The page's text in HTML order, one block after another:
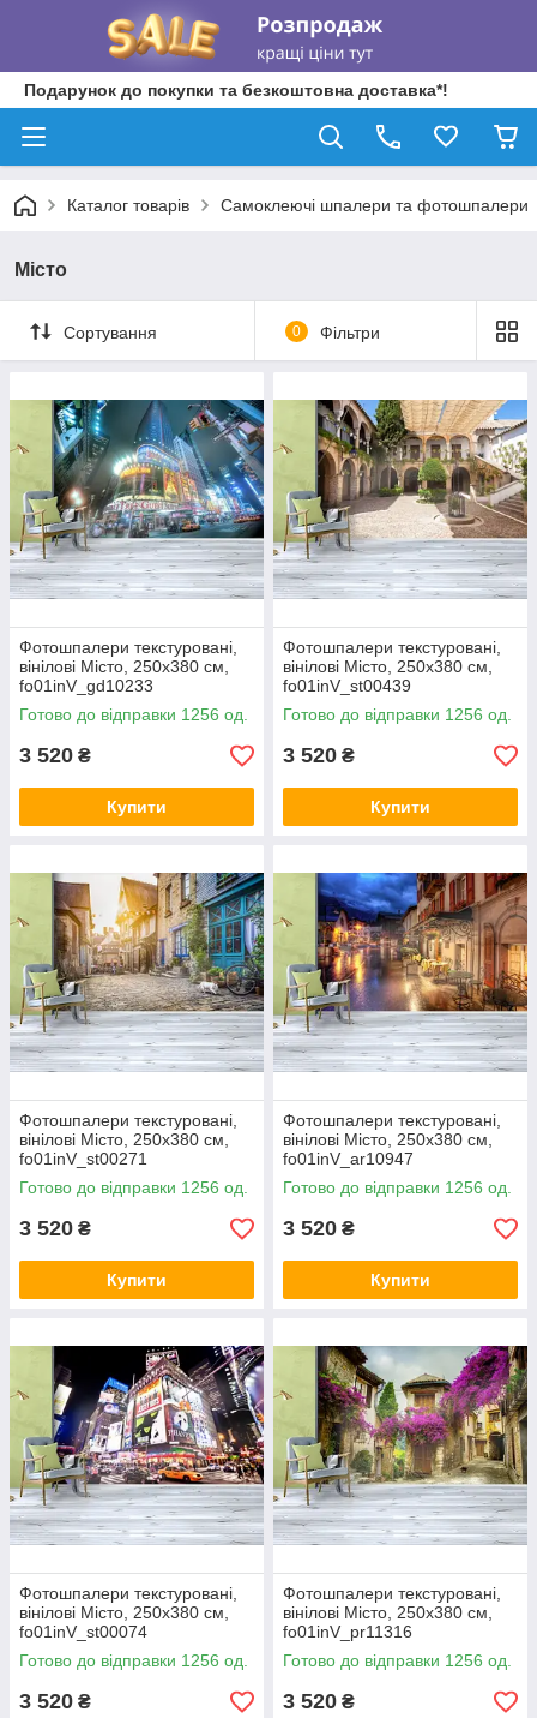
Подарунок до покупки та безкоштовна доставка*!
Каталог товарів Самоклеючі шпалери та фотошпалери
Місто
Сортування 0 Фільтри
Фотошпалери текстуровані,
вінілові Місто, 250х380 см,
fo01inV_gd10233
Готово до відправки 1256 од.
3 520 ₴
Купити
Фотошпалери текстуровані,
вінілові Місто, 250х380 см,
fo01inV_st00439
Готово до відправки 1256 од.
3 520 ₴
Купити
Фотошпалери текстуровані,
вінілові Місто, 250х380 см,
fo01inV_st00271
Готово до відправки 1256 од.
3 520 ₴
Купити
Фотошпалери текстуровані,
вінілові Місто, 250х380 см,
fo01inV_ar10947
Готово до відправки 1256 од.
3 520 ₴
Купити
Фотошпалери текстуровані,
вінілові Місто, 250х380 см,
fo01inV_st00074
Готово до відправки 1256 од.
3 520 ₴
Фотошпалери текстуровані,
вінілові Місто, 250х380 см,
fo01inV_pr11316
Готово до відправки 1256 од.
3 520 ₴